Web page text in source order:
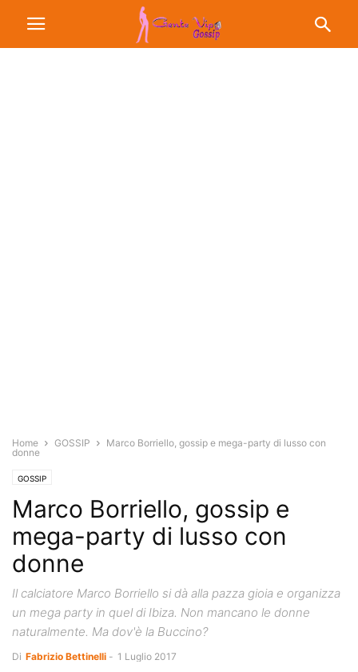
Home GOSSIP
Marco Borriello, gossip e mega-party di lusso con
donne
GOSSIP
Marco Borriello, gossip e
mega-party di lusso con
donne
Il calciatore Marco Borriello si dà alla pazza gioia e organizza
un mega party in quel di Ibiza. Non mancano le donne
naturalmente. Ma dov'è la Buccino?
Di Fabrizio Bettinelli - 1 Luglio 2017